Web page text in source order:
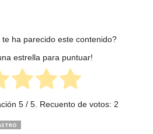
ha parecido este contenido?
estrella para puntuar!
5 / 5. Recuento de votos: 2